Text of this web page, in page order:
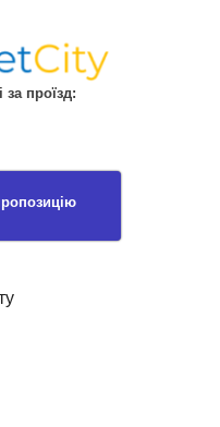
за проїзд: